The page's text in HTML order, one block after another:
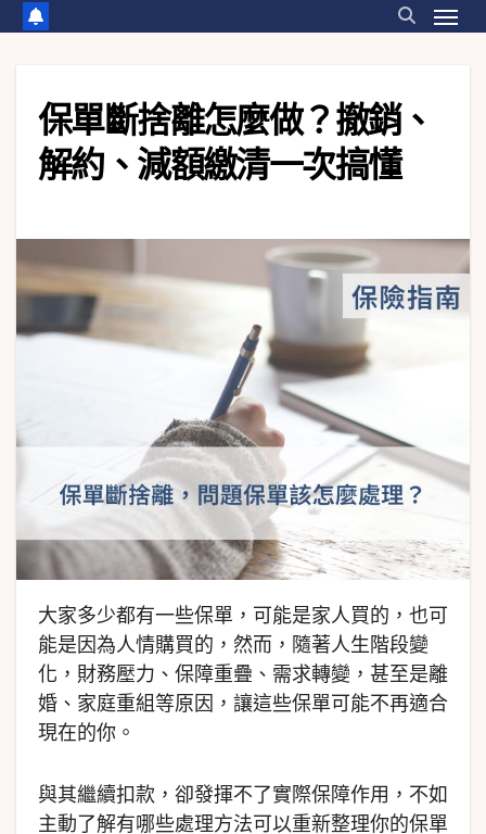
保單斷捨離怎麼做？撤銷、
解約、減額繳清一次搞懂
大家多少都有一些保單，可能是家人買的，也可
能是因為人情購買的，然而，隨著人生階段變
化，財務壓力、保障重疊、需求轉變，甚至是離
婚、家庭重組等原因，讓這些保單可能不再適合
現在的你。
與其繼續扣款，卻發揮不了實際保障作用，不如
主動了解有哪些處理方法可以重新整理你的保單